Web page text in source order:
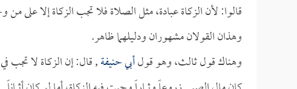
قالوا: لأن الزكاة عبادة، مثل الصلاة فلا تجب الزكاة إلا على
وهذان القولان مشهوران ودليلهما ظاهر.
وهناك قول ثالث، وهو قولأبي حنيفة, قال: إن الزكاة لا تجب